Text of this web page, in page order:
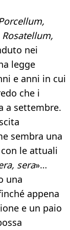
Rosatellum,
nei
legge
e anni in cui
che i
a settembre.
sembra una
le attuali
sera»…
una
appena
e un paio